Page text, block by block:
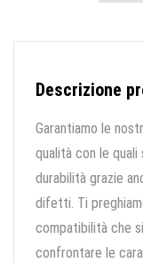
Descrizione
Garantiamo le
qualità con le quali
durabilità grazie
difetti. Ti
compatibilità che
confrontare le